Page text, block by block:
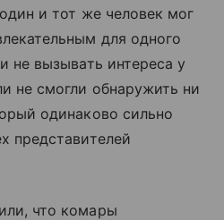
и тот же человек мог
для одного
не вызывать интереса у
не смогли обнаружить ни
одинаково сильно
представителей
что комары